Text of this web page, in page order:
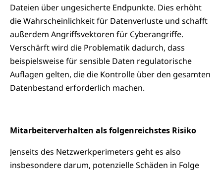
Dateien über ungesicherte Endpunkte. Dies erhöht
die Wahrscheinlichkeit für Datenverluste und schafft
außerdem Angriffsvektoren für Cyberangriffe.
Verschärft wird die Problematik dadurch, dass
beispielsweise für sensible Daten regulatorische
Auflagen gelten, die die Kontrolle über den gesamten
Datenbestand erforderlich machen.
Mitarbeiterverhalten als folgenreichstes Risiko
Jenseits des Netzwerkperimeters geht es also
insbesondere darum, potenzielle Schäden in Folge